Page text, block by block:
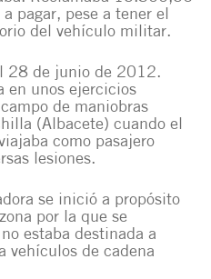
pagar, pese a tener el
del vehículo militar.
28 de junio de 2012.
en unos ejercicios
de maniobras
(Albacete) cuando el
como pasajero
lesiones.
se inició a propósito
por la que se
estaba destinada a
vehículos de cadena